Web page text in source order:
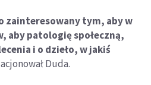
zainteresowany tym, aby w
aby patologię społeczną,
i o dzieło, w jakiś
Duda.